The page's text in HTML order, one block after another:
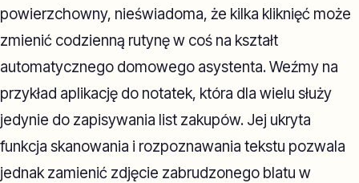
powierzchowny, nieświadoma, że kilka kliknięć może
zmienić codzienną rutynę w coś na kształt
automatycznego domowego asystenta. Weźmy na
przykład aplikację do notatek, która dla wielu służy
jedynie do zapisywania list zakupów. Jej ukryta
funkcja skanowania i rozpoznawania tekstu pozwala
jednak zamienić zdjęcie zabrudzonego blatu w